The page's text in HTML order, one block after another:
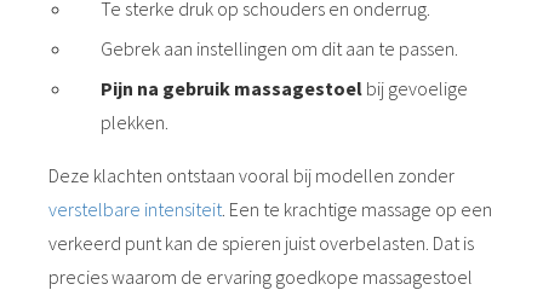
Te sterke druk op schouders en onderrug.
Gebrek aan instellingen om dit aan te passen.
Pijn na gebruik massagestoel bij gevoelige
plekken.
Deze klachten ontstaan vooral bij modellen zonder
verstelbare intensiteit . Een te krachtige massage op een
verkeerd punt kan de spieren juist overbelasten. Dat is
precies waarom de ervaring goedkope massagestoel